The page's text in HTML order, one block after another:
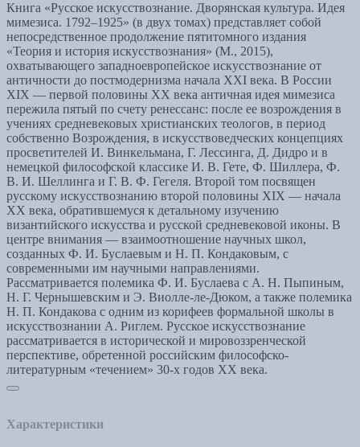
Книга «Русское искусствознание. Дворянская культура. Идея
мимезиса. 1792–1925» (в двух томах) представляет собой
непосредственное продолжение пятитомного издания
«Теория и история искусствознания» (М., 2015),
охватывающего западноевропейское искусствознание от
античности до постмодернизма начала XXI века. В России
XIX — первой половины XX века античная идея мимезиса
пережила пятый по счету ренессанс: после ее возрождения в
учениях средневековых христианских теологов, в период
собственно Возрождения, в искусствоведческих концепциях
просветителей И. Винкельмана, Г. Лессинга, Д. Дидро и в
немецкой философской классике И. В. Гете, Ф. Шиллера, Ф.
В. И. Шеллинга и Г. В. Ф. Гегеля. Второй том посвящен
русскому искусствознанию второй половины XIX — начала
ХX века, обратившемуся к детальному изучению
византийского искусства и русской средневековой иконы. В
центре внимания — взаимоотношение научных школ,
созданных Ф. И. Буслаевым и Н. П. Кондаковым, с
современными им научными направлениями.
Рассматривается полемика Ф. И. Буслаева с А. Н. Пыпиным,
Н. Г. Чернышевским и Э. Виолле-ле-Дюком, а также полемика
Н. П. Кондакова с одним из корифеев формальной школы в
искусствознании А. Риглем. Русское искусствознание
рассматривается в исторической и мировоззренческой
перспективе, обретенной российским философско-
литературным «течением» 30-х годов ХX века.
Характеристики